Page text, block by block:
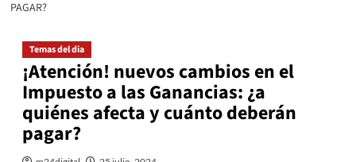
PAGAR?
Temas del dia
¡Atención! nuevos cambios en el
Impuesto a las Ganancias: ¿a
quiénes afecta y cuánto deberán
pagar?